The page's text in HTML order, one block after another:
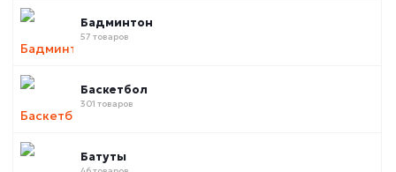
Бадминтон
57 товаров
Баскетбол
301 товаров
Батуты